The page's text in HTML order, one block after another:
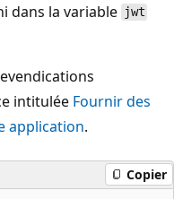
dans la variable jwt
intitulée Fournir des
application.
Copier